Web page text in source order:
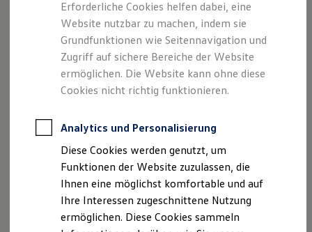
Online-Fahrzeugbewertung
Aktionen & Angebote
E-Auto-Förderung
Für Privatkunden
Für Gewerbekunden
Profi Paket
TopDeal
Zertifizierte Gebrauchtwagen
Für Privatkunden
Für Gewerbekunden
Leasing
Für Privatkunden
Für Gewerbekunden
Versicherungen & Garantien
Garantien
Nutzungsbedingungen
Datenschutzerklärungen
Cookie-Richtlinie
Lizenzhinweise Dritter
Produktsicherheitsinformationen
Rückrufe
Disclaimer von Volkswagen AG
Erforderliche Cookies helfen dabei, eine
Website nutzbar zu machen, indem sie
Grundfunktionen wie Seitennavigation und
Zugriff auf sichere Bereiche der Website
ermöglichen. Die Website kann ohne diese
Cookies nicht richtig funktionieren.
Analytics und Personalisierung
Diese Cookies werden genutzt, um
Funktionen der Website zuzulassen, die
Ihnen eine möglichst komfortable und auf
Ihre Interessen zugeschnittene Nutzung
ermöglichen. Diese Cookies sammeln